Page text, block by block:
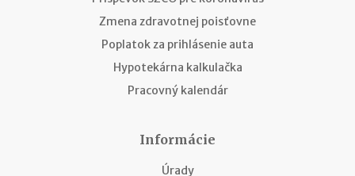
Zmena zdravotnej poisťovne
Poplatok za prihlásenie auta
Hypotekárna kalkulačka
Pracovný kalendár
Informácie
Úrady